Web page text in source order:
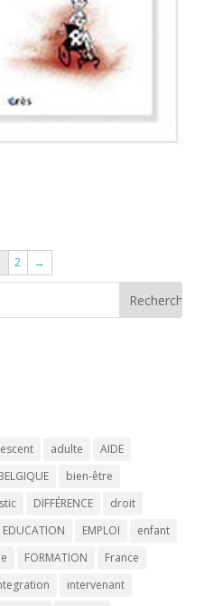
2 →
adulte
AIDE
bien-être
DIFFÉRENCE
droit
EDUCATION EMPLOI
enfant
FORMATION
France
intervenant